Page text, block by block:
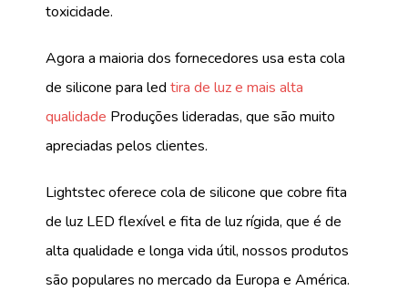
toxicidade.
Agora a maioria dos fornecedores usa esta cola
de silicone para led tira de luz e mais alta
qualidade Produções lideradas, que são muito
apreciadas pelos clientes.
Lightstec oferece cola de silicone que cobre fita
de luz LED flexível e fita de luz rígida, que é de
alta qualidade e longa vida útil, nossos produtos
são populares no mercado da Europa e América.